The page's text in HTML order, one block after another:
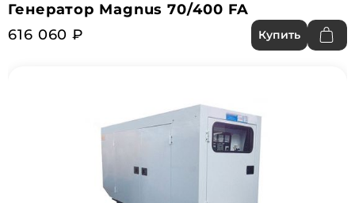
Генератор Magnus 70/400 FA
616 060 ₽
Купить